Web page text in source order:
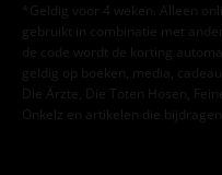
*Geldig voor 4 weken. Alleen
gebruikt in combinatie met
de code wordt de korting
geldig op boeken, media,
Die Ärzte, Die Toten Hosen,
Onkelz en artikelen die